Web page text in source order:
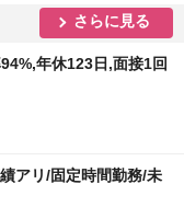
さらに見る
年休123日,面接1回
アリ/固定時間勤務/未